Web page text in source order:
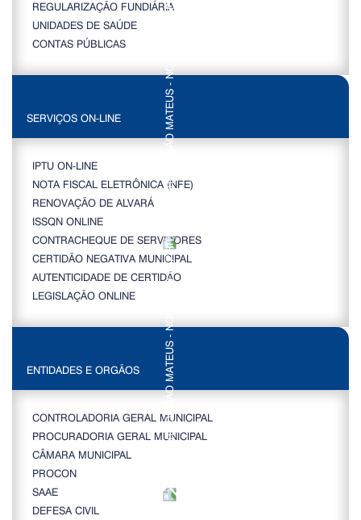
REGULARIZAÇÃO FUNDIÁRIA
UNIDADES DE SAÚDE
CONTAS PÚBLICAS
SERVIÇOS ON-LINE
IPTU ON-LINE
NOTA FISCAL ELETRÔNICA (NFE)
RENOVAÇÃO DE ALVARÁ
ISSQN ONLINE
CONTRACHEQUE DE SERVIDORES
CERTIDÃO NEGATIVA MUNICIPAL
AUTENTICIDADE DE CERTIDÃO
LEGISLAÇÃO ONLINE
ENTIDADES E ORGÃOS
CONTROLADORIA GERAL MUNICIPAL
PROCURADORIA GERAL MUNICIPAL
CÂMARA MUNICIPAL
PROCON
SAAE
DEFESA CIVIL